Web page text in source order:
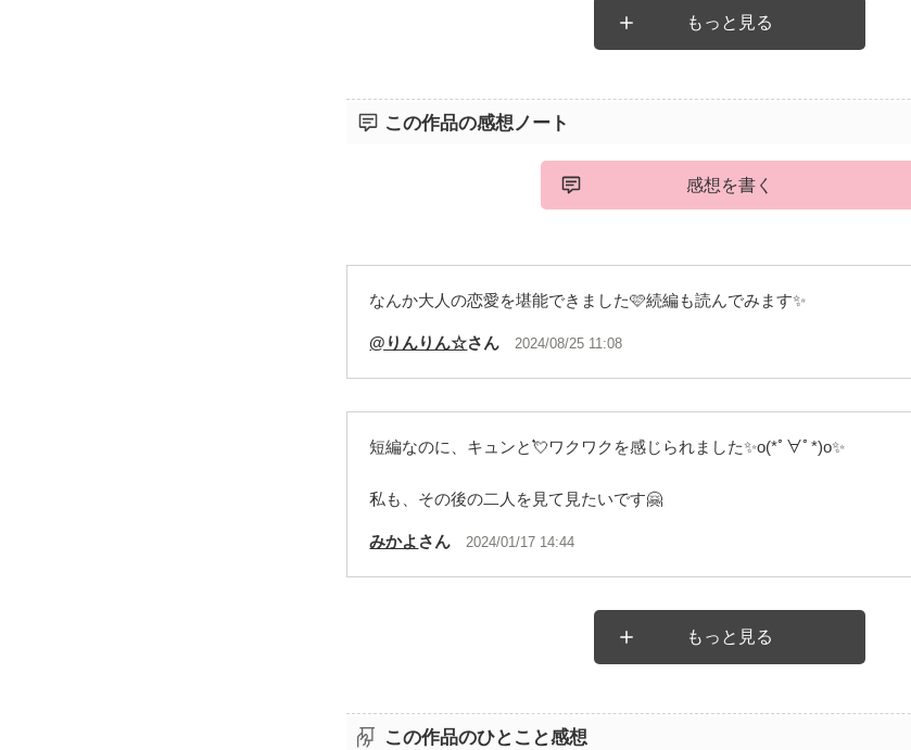
もっと見る
この作品の感想ノート
感想を書く
なんか大人の恋愛を堪能できました🩷続編も読んでみます✨
@りんりん☆さん 2024/08/25 11:08
短編なのに、キュンと💘ワクワクを感じられました✨o(*ﾟ∀ﾟ*)o✨
私も、その後の二人を見て見たいです🤗
みかよ さん 2024/01/17 14:44
もっと見る
この作品のひとこと感想